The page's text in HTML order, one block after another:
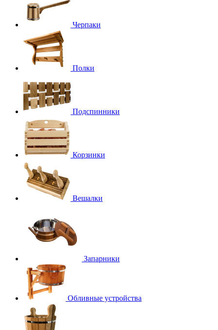
Черпаки
Полки
Подспинники
Корзинки
Вешалки
Запарники
Обливные устройства